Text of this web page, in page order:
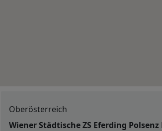
Oberösterreich
Wiener Städtische ZS Eferding